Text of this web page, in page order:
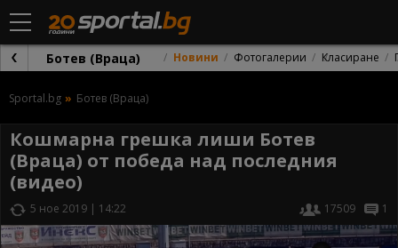
Ботев (Враца) Новини Фотогалерии Класиране
Sportal.bg Ботев (Враца)
Кошмарна грешка лиши Ботев
(Враца) от победа над последния
(видео)
5 ное 2019 | 14:22 17509 1